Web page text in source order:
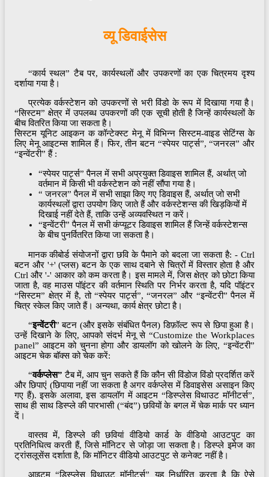
व्यू डिवाईसेस
“कार्य स्थल” टैब पर, कार्यस्थलों और उपकरणों का एक चित्रमय दृश्य
दर्शाया गया है।
प्रत्येक वर्कस्टेशन को उपकरणों से भरी विंडो के रूप में दिखाया गया है।
“सिस्टम” क्षेत्र में उपलब्ध उपकरणों की एक सूची होती है जिन्हें कार्यस्थलों के
बीच वितरित किया जा सकता है।
सिस्टम यूनिट आइकन क कॉन्टेक्स्ट मेनू में विभिन्न सिस्टम-वाइड सेटिंग्स के
लिए मेनू आइटम्स शामिल हैं। फिर, तीन बटन “स्पेयर पार्ट्स”, “जनरल” और
“इन्वेंटरी” हैं :
“स्पेयर पार्ट्स” पैनल में सभी अप्रयुक्त डिवाइस शामिल हैं, अर्थात् जो
वर्तमान में किसी भी वर्कस्टेशन को नहीं सौंपा गया है।
“ जनरल” पैनल में सभी साझा किए गए डिवाइस हैं, अर्थात् जो सभी
कार्यस्थलों द्वारा उपयोग किए जाते हैं और वर्कस्टेशन्स की खिड़कियों में
दिखाई नहीं देते हैं, ताकि उन्हें अव्यवस्थित न करें।
“इन्वेंटरी” पैनल में सभी कंप्यूटर डिवाइस शामिल हैं जिन्हें वर्कस्टेशन्स
के बीच पुनर्वितरित किया जा सकता है।
मानक कीबोर्ड संयोजनों द्वारा छवि के पैमाने को बदला जा सकता है: - Ctrl
बटन और '+' (प्लस) बटन के एक साथ दबाने से चित्रों में विस्तार होता है और
Ctrl और '-' आकार को कम करता है। इस मामले में, जिस क्षेत्र को छोटा किया
जाता है, वह माउस पॉइंटर की वर्तमान स्थिति पर निर्भर करता है, यदि पॉइंटर
“सिस्टम” क्षेत्र में है, तो “स्पेयर पार्ट्स”, “जनरल” और “इन्वेंटरी” पैनल में
चित्र स्केल किए जाते हैं। अन्यथा, कार्य क्षेत्र छोटा है।
“इन्वेंटरी” बटन (और इसके संबंधित पैनल) डिफ़ॉल्ट रूप से छिपा हुआ है।
उन्हें दिखाने के लिए, आपको संदर्भ मेनू से “Customize the Workplaces
panel” आइटम को चुनना होगा और डायलॉग को खोलने के लिए, “इन्वेंटरी”
आइटम चेक बॉक्स को चेक करें:
“वर्कप्लेस” टैब में, आप चुन सकते हैं कि कौन सी विंडोज विंडो प्रदर्शित करें
और छिपाएं (छिपाया नहीं जा सकता है अगर वर्कप्लेस में डिवाइसेस असाइन किए
गए हैं). इसके अलावा, इस डायलॉग में आइटम “डिस्प्लेस विथाउट मॉनीटर्स”,
साथ ही साथ डिस्प्ले की पारभासी (“बंद”) छवियों के बगल में चेक मार्क पर ध्यान
दें।
वास्तव में, डिस्प्ले की छवियां वीडियो कार्ड के वीडियो आउटपुट का
प्रतिनिधित्व करती हैं, जिसे मॉनिटर से जोड़ा जा सकता है। डिस्प्ले इमेज का
ट्रांसलूसेंस दर्शाता है, कि मॉनिटर वीडियो आउटपुट से कनेक्ट नहीं है।
आइटम “डिस्प्लेस विथाउट मॉनीटर्स” यह निर्धारित करता है कि ऐसे